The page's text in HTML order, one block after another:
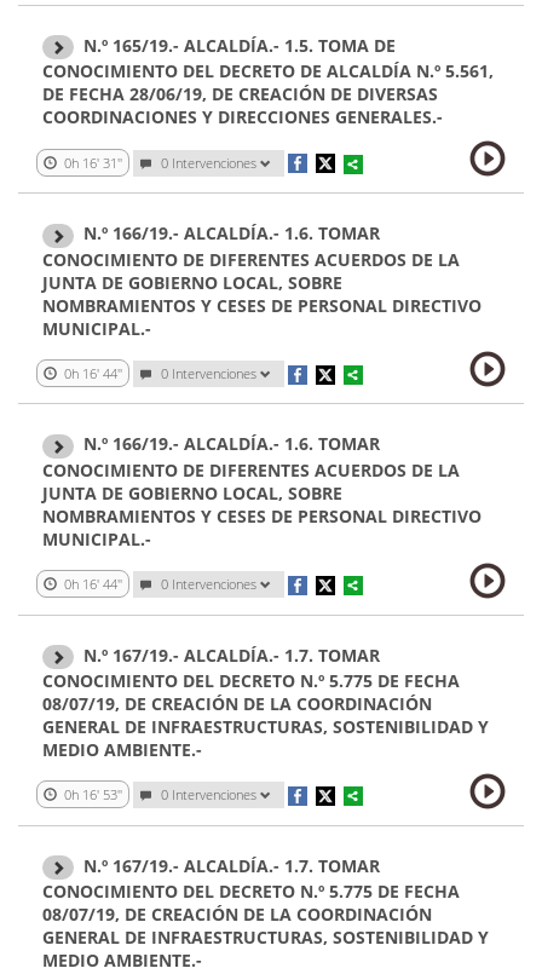
N.º 165/19.- ALCALDÍA.- 1.5. TOMA DE
CONOCIMIENTO DEL DECRETO DE ALCALDÍA N.º 5.561,
DE FECHA 28/06/19, DE CREACIÓN DE DIVERSAS
COORDINACIONES Y DIRECCIONES GENERALES.-
0h 16' 31'' 0 Intervenciones
N.º 166/19.- ALCALDÍA.- 1.6. TOMAR
CONOCIMIENTO DE DIFERENTES ACUERDOS DE LA
JUNTA DE GOBIERNO LOCAL, SOBRE
NOMBRAMIENTOS Y CESES DE PERSONAL DIRECTIVO
MUNICIPAL.-
0h 16' 44'' 0 Intervenciones
N.º 166/19.- ALCALDÍA.- 1.6. TOMAR
CONOCIMIENTO DE DIFERENTES ACUERDOS DE LA
JUNTA DE GOBIERNO LOCAL, SOBRE
NOMBRAMIENTOS Y CESES DE PERSONAL DIRECTIVO
MUNICIPAL.-
0h 16' 44'' 0 Intervenciones
N.º 167/19.- ALCALDÍA.- 1.7. TOMAR
CONOCIMIENTO DEL DECRETO N.º 5.775 DE FECHA
08/07/19, DE CREACIÓN DE LA COORDINACIÓN
GENERAL DE INFRAESTRUCTURAS, SOSTENIBILIDAD Y
MEDIO AMBIENTE.-
0h 16' 53'' 0 Intervenciones
N.º 167/19.- ALCALDÍA.- 1.7. TOMAR
CONOCIMIENTO DEL DECRETO N.º 5.775 DE FECHA
08/07/19, DE CREACIÓN DE LA COORDINACIÓN
GENERAL DE INFRAESTRUCTURAS, SOSTENIBILIDAD Y
MEDIO AMBIENTE.-